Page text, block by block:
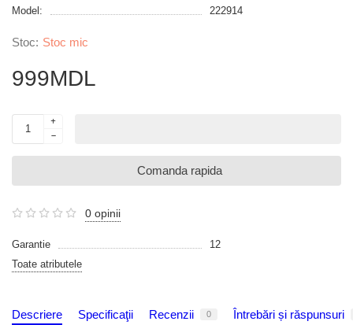
Model: 222914
Stoc mic
999MDL
Comanda rapida
0 opinii
Garantie
12
Toate atributele
Descriere Specificaţii Recenzii 0 Întrebări și răspunsuri